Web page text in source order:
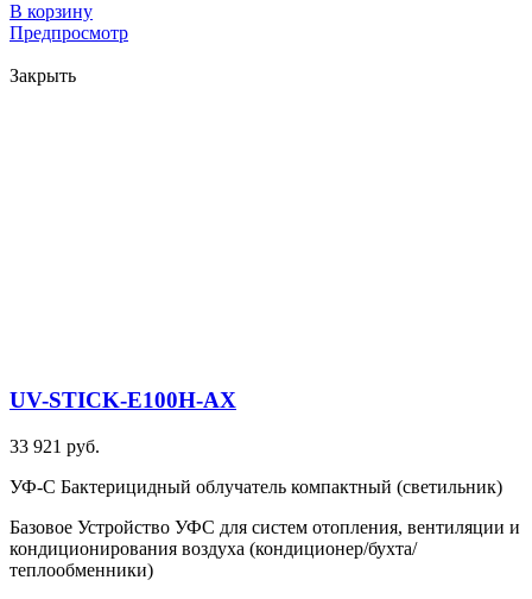
В корзину
Предпросмотр
Закрыть
UV-STICK-E100H-AX
33 921 руб.
УФ-С Бактерицидный облучатель компактный (светильник)
Базовое Устройство УФС для систем отопления, вентиляции и
кондиционирования воздуха (кондиционер/бухта/
теплообменники)